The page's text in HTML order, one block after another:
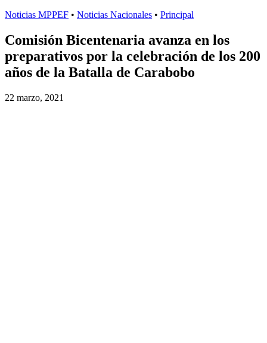
Noticias MPPEF • Noticias Nacionales • Principal
Comisión Bicentenaria avanza en los
preparativos por la celebración de los 200
años de la Batalla de Carabobo
22 marzo, 2021